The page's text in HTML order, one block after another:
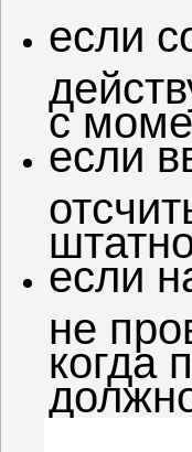
если
с
если
если
не
когда